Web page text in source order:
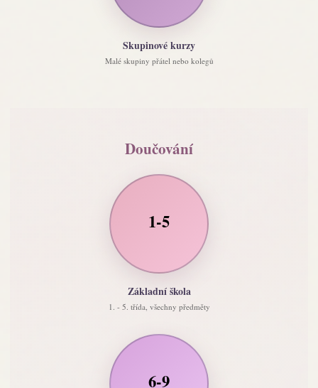
Skupinové kurzy
Malé skupiny přátel nebo kolegů
Doučování
1-5
Základní škola
1. - 5. třída, všechny předměty
6-9